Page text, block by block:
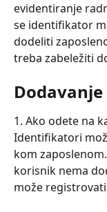
evidentiranje
se identifikator
dodeliti
treba zabeležiti
1. Ako odete na
Identifikatori
kom
korisnik nema
može